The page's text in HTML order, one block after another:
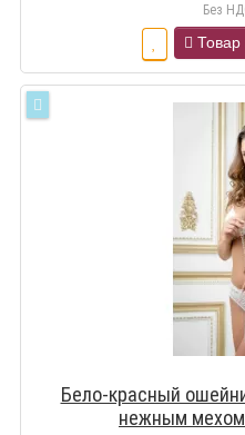
Без
Товар
Бело-красный
нежным